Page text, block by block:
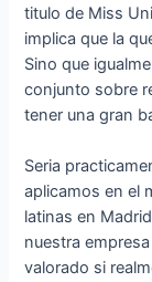
titulo de Miss
implica que la
Sino que
conjunto sobre
tener una gran
Seri­a
aplicamos en el
latinas en
nuestra
valorado si